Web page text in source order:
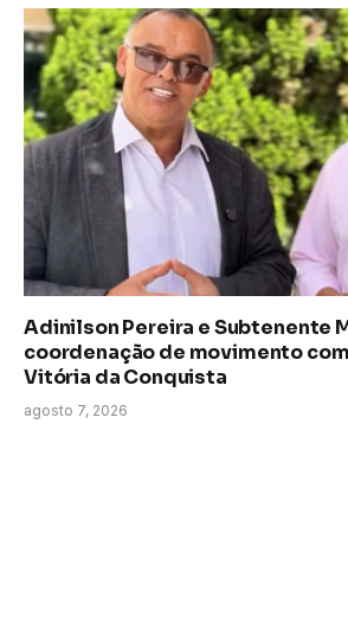
Adinilson Pereira e Subtenente
coordenação de movimento
Vitória da Conquista
agosto 7, 2026